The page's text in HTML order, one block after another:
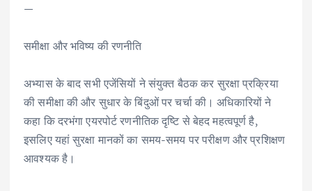
—
समीक्षा और भविष्य की रणनीति
अभ्यास के बाद सभी एजेंसियों ने संयुक्त बैठक कर सुरक्षा प्रक्रिया
की समीक्षा की और सुधार के बिंदुओं पर चर्चा की। अधिकारियों ने
कहा कि दरभंगा एयरपोर्ट रणनीतिक दृष्टि से बेहद महत्वपूर्ण है,
इसलिए यहां सुरक्षा मानकों का समय-समय पर परीक्षण और प्रशिक्षण
आवश्यक है।